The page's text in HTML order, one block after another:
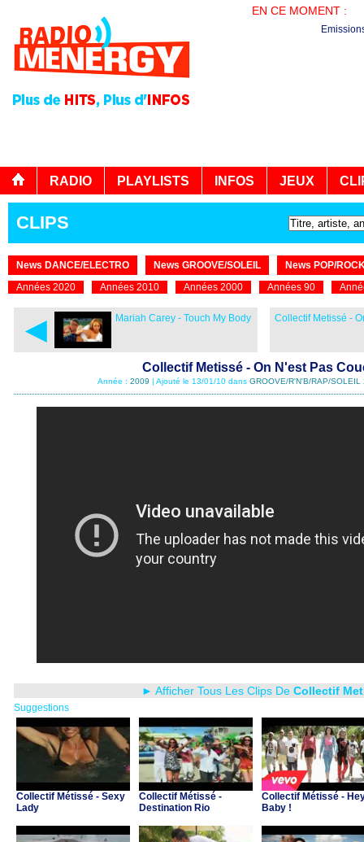
EN CE MOMENT :
RADIO PLAYLISTS INFOS JEUX
CLIPS
News DANCE/ELECTRO News GROOVE/SOLEIL
News POP/
Années 2020
Années 2010 Années 2000 Années 90
◄ Mariah Carey - Touch My Body Collectif Metissé -
Collectif Metissé - On N'est Pas
Année : 2009 | Ajouté le 13/01/10 dans GROOVE/R'N'B/RAP/SOLEIL
► Afficher Tous Les Clips De Collectif
Suggestions
Collectif Métissé - Sexy
Lady
Collectif Métissé -
Destination Rio
Collectif Métissé -
Baby !